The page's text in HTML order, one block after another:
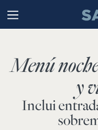
Menú
y
Inclui